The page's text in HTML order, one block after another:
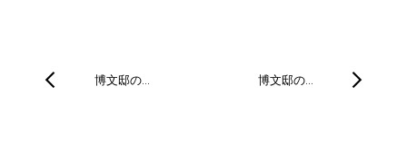
博文邸の… 博文邸の…